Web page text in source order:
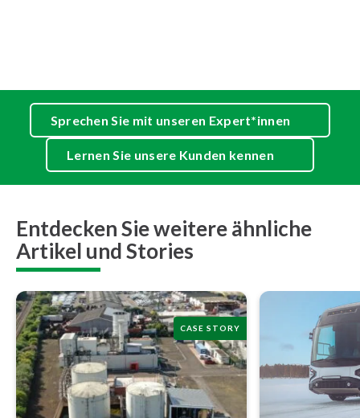
Sprechen Sie mit unseren Expert*innen
Lernen Sie unsere Kunden kennen
Entdecken Sie weitere ähnliche
Artikel und Stories
CASE STORY